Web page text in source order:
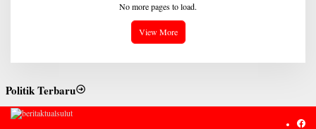
No more pages to load.
View More
Politik Terbaru